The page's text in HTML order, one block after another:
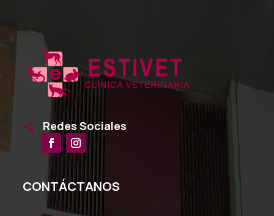
 Redes Sociales
CONTÁCTANOS